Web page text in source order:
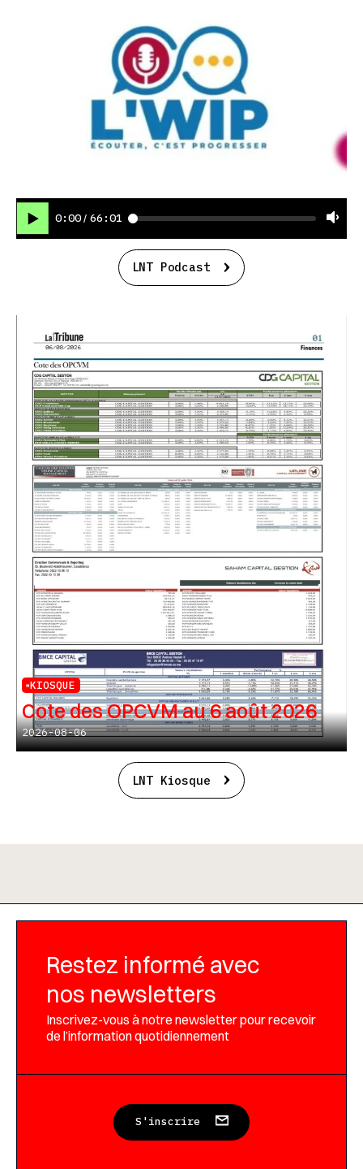
0:00 / 66:01
LNT Podcast
KIOSQUE
Cote des OPCVM au 6 août 2026
2026-08-06
LNT Kiosque
Restez informé avec
nos newsletters
Inscrivez-vous à notre newsletter pour recevoir
de l’information quotidiennement
S'inscrire